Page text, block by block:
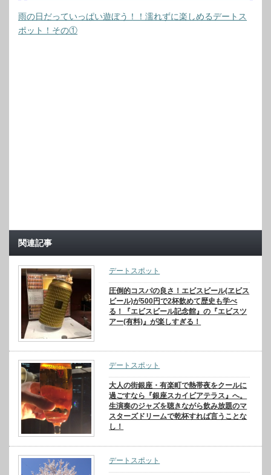
雨の日だっていっぱい遊ぼう！！濡れずに楽しめるデートス
ポット！その①
関連記事
デートスポット
圧倒的コスパの良さ！エビスビール(ヱビス
ビール)が500円で2杯飲めて歴史も学べ
る！『エビスビール記念館』の『エビスツ
アー(有料)』が楽しすぎる！
デートスポット
大人の街銀座・有楽町で熱帯夜をクールに
過ごすなら『銀座スカイビアテラス』へ。
生演奏のジャズを聴きながら飲み放題のマ
スターズドリームで乾杯すれば言うことな
し！
デートスポット